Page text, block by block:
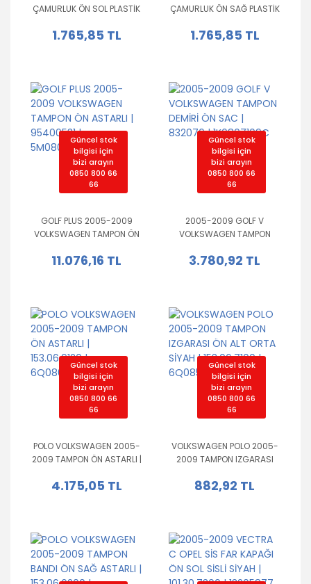
ÇAMURLUK ÖN SOL PLASTİK
1.765,85 TL
ÇAMURLUK ÖN SAĞ PLASTİK
1.765,85 TL
Güncel stok
bilgisi için
bizi arayın
0850 800 66
66
GOLF PLUS 2005-2009
VOLKSWAGEN TAMPON ÖN
5M0807217EGRU
11.076,16 TL
Güncel stok
bilgisi için
bizi arayın
0850 800 66
66
2005-2009 GOLF V
VOLKSWAGEN TAMPON
1K0807109C
3.780,92 TL
Güncel stok
bilgisi için
bizi arayın
0850 800 66
66
POLO VOLKSWAGEN 2005-
2009 TAMPON ÖN ASTARLI |
6Q0807217EGRU
4.175,05 TL
Güncel stok
bilgisi için
bizi arayın
0850 800 66
66
VOLKSWAGEN POLO 2005-
2009 TAMPON IZGARASI
153.06.7100 |
882,92 TL